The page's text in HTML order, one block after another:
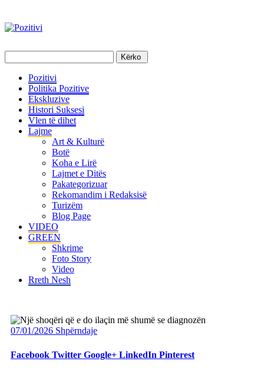
Pozitivi
Politika Pozitive
Ekskluzive
Histori Suksesi
Vlen të dihet
Lajme
Art & Kulturë
Botë
Koha e Lirë
Lajmet e Ditës
Pakategorizuar
Rekomandim i Redaksisë
Turizëm
Blog Page
VIDEO
GREEN
Shkrime
Foto Story
Video
Rreth Nesh
07/01/2026 Shpërndaje
Facebook Twitter Google+ LinkedIn Pinterest